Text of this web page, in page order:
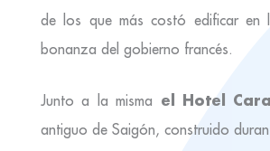
de los que más costó edificar en
bonanza del gobierno francés.
Junto a la misma el Hotel
antiguo de Saigón, construido